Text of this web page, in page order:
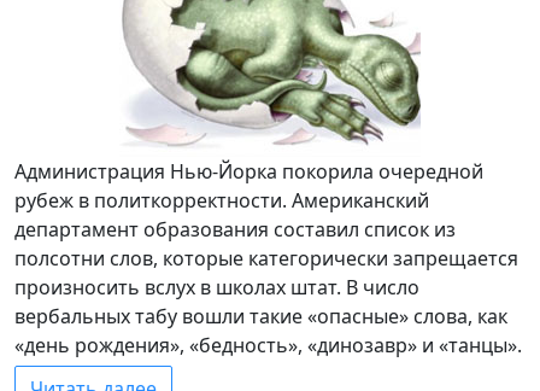
Администрация Нью-Йорка покорила очередной
рубеж в политкорректности. Американский
департамент образования составил список из
полсотни слов, которые категорически запрещается
произносить вслух в школах штат. В число
вербальных табу вошли такие «опасные» слова, как
«день рождения», «бедность», «динозавр» и «танцы».